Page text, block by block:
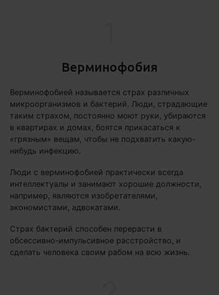
Верминофобия
Верминофобией называется страх различных
микроорганизмов и бактерий. Люди, страдающие
таким страхом, постоянно моют руки, убираются
в квартирах и домах, боятся прикасаться к
«грязным» вещам, чтобы не подхватить какую-
нибудь инфекцию.
Люди с верминофобией практически всегда
интеллектуалы и занимают хорошие должности,
например, являются изобретателями,
экономистами, адвокатами.
Страх бактерий способен перерасти в
обсессивно-импульсивное расстройство, и
сделать человека своим рабом на всю жизнь.